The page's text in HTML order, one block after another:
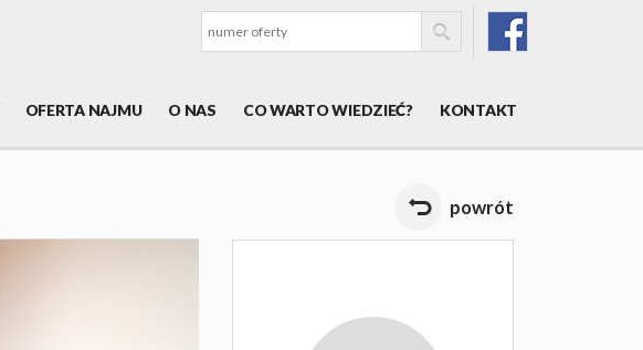
OFERTA NAJMU O NAS CO WARTO WIEDZIEĆ? KONTAKT
powrót